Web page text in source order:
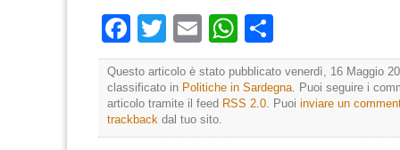
Facebook
TwitterEmailWhatsApp
Questo articolo è stato pubblicato venerdì, 16 Maggio
classificato in Politiche in Sardegna . Puoi seguire i
articolo tramite il feed RSS 2.0 . Puoi inviare un
trackback dal tuo sito.